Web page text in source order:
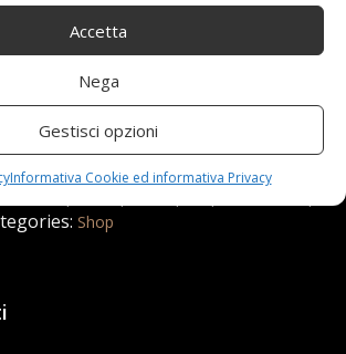
Accetta
Nega
Gestisci opzioni
Informativa Cookie ed informativa Privacy
2021 redazione
,allUsura,Angolo,Antiscivolo,Auto,
,Esterni,Gonfiaggio,Interni,
Shop